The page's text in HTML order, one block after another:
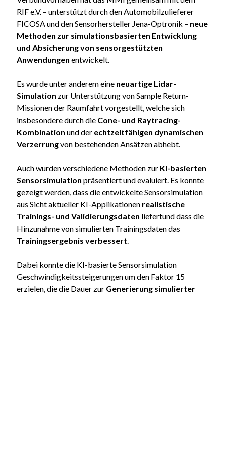
RIF e.V. – unterstützt durch den Automobilzulieferer
FICOSA und den Sensorhersteller Jena-Optronik – neue
Methoden zur simulationsbasierten Entwicklung
und Absicherung von sensorgestützten
Anwendungen entwickelt.
Es wurde unter anderem eine neuartige Lidar-
Simulation zur Unterstützung von Sample Return-
Missionen der Raumfahrt vorgestellt, welche sich
insbesondere durch die Cone- und Raytracing-
Kombination und der echtzeitfähigen dynamischen
Verzerrungvon bestehenden Ansätzen abhebt.
Auch wurden verschiedene Methoden zur KI-basierten
Sensorsimulation präsentiert und evaluiert. Es konnte
gezeigt werden, dass die entwickelte Sensorsimulation
aus Sicht aktueller KI-Applikationen realistische
Trainings- und Validierungsdaten liefertund dass die
Hinzunahme von simulierten Trainingsdaten das
Trainingsergebnis verbessert.
Dabei konnte die KI-basierte Sensorsimulation
Geschwindigkeitssteigerungen um den Faktor 15
erzielen, die die Dauer zur Generierung simulierter